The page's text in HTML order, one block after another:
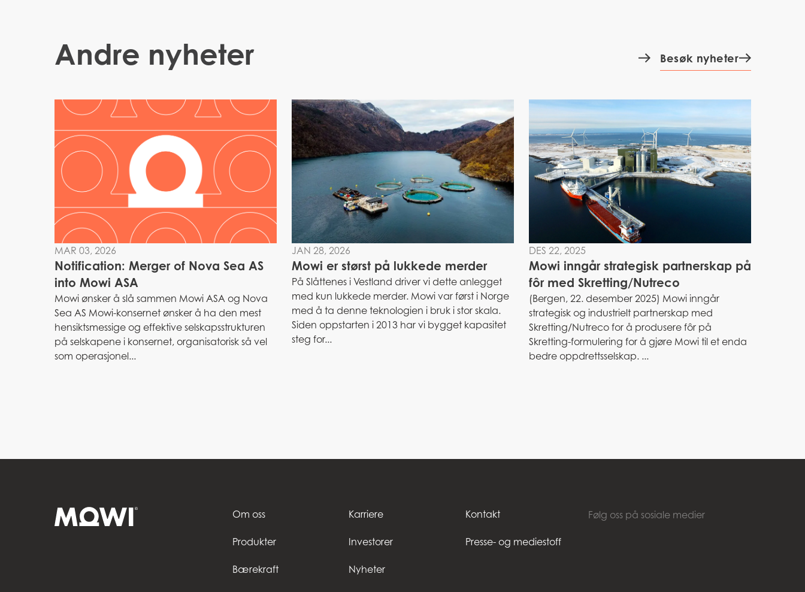
Andre nyheter Besøk nyheter
MAR 03, 2026
Notification: Merger of Nova Sea AS
into Mowi ASA
Mowi ønsker å slå sammen Mowi ASA og Nova
Sea AS Mowi-konsernet ønsker å ha den mest
hensiktsmessige og effektive selskapsstrukturen
på selskapene i konsernet, organisatorisk så vel
som operasjonel...
JAN 28, 2026
Mowi er størst på lukkede merder
På Slåttenes i Vestland driver vi dette anlegget
med kun lukkede merder. Mowi var først i Norge
med å ta denne teknologien i bruk i stor skala.
Siden oppstarten i 2013 har vi bygget kapasitet
steg for...
DES 22, 2025
Mowi inngår strategisk partnerskap på
fôr med Skretting/Nutreco
(Bergen, 22. desember 2025) Mowi inngår
strategisk og industrielt partnerskap med
Skretting/Nutreco for å produsere fôr på
Skretting-formulering for å gjøre Mowi til et enda
bedre oppdrettsselskap. ...
Om oss
Produkter
Bærekraft
Karriere
Investorer
Nyheter
Kontakt
Presse- og mediestoff
Følg oss på sosiale medier